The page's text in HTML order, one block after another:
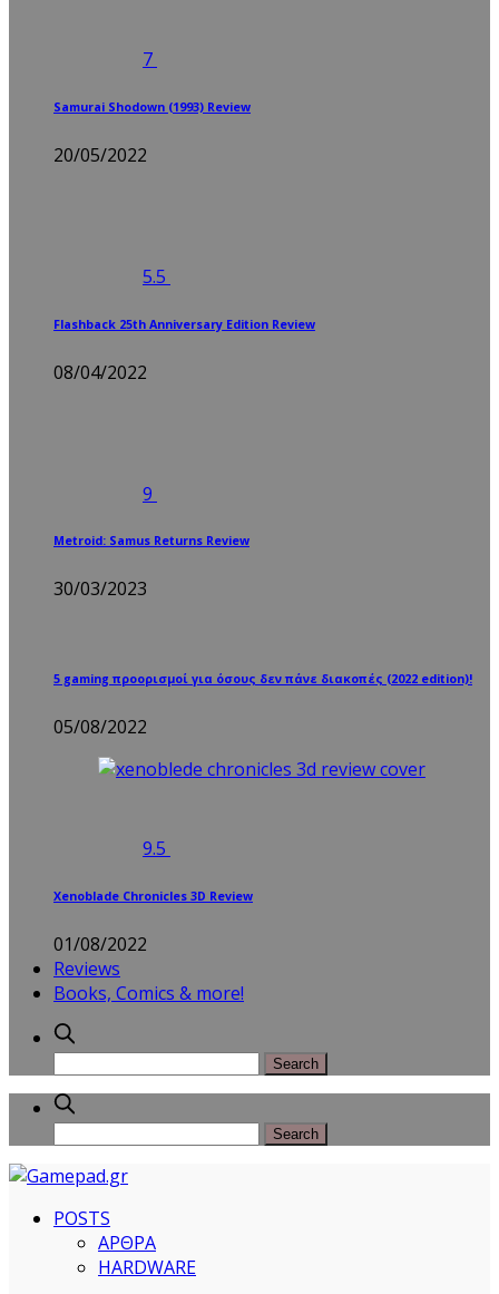
7
Samurai Shodown (1993) Review
20/05/2022
5.5
Flashback 25th Anniversary Edition Review
08/04/2022
9
Metroid: Samus Returns Review
30/03/2023
5 gaming προορισμοί για όσους δεν πάνε διακοπές (2022 edition)!
05/08/2022
9.5
Xenoblade Chronicles 3D Review
01/08/2022
Reviews
Books, Comics & more!
POSTS
ΑΡΘΡΑ
HARDWARE